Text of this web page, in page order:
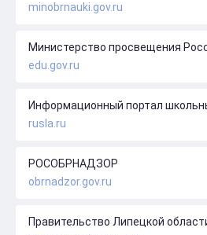
minobrnauki.gov.ru
Министерство просвещения
edu.gov.ru
Информационный портал
rusla.ru
РОСОБРНАДЗОР
obrnadzor.gov.ru
Правительство Липецкой